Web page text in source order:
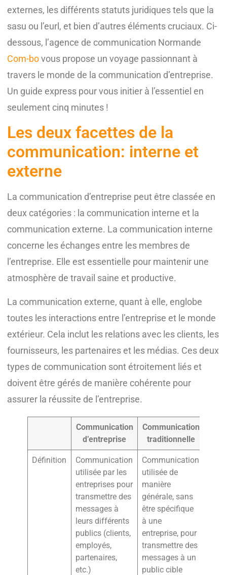
externes, les différents statuts juridiques tels que la
sasu ou l’eurl, et bien d’autres éléments cruciaux. Ci-
dessous, l’agence de communication Normande
Com-bovous propose un voyage passionnant à
travers le monde de la communication d’entreprise.
Un guide express pour vous initier à l’essentiel en
seulement cinq minutes !
Les deux facettes de la
communication: interne et
externe
La communication d’entreprise peut être classée en
deux catégories : la communication interne et la
communication externe. La communication interne
concerne les échanges entre les membres de
l’entreprise. Elle est essentielle pour maintenir une
atmosphère de travail saine et productive.
La communication externe, quant à elle, englobe
toutes les interactions entre l’entreprise et le monde
extérieur. Cela inclut les relations avec les clients, les
fournisseurs, les partenaires et les médias. Ces deux
types de communication sont étroitement liés et
doivent être gérés de manière cohérente pour
assurer la réussite de l’entreprise.
Communication
d’entreprise
Communication
traditionnelle
Définition
Communication
utilisée par les
entreprises pour
transmettre des
messages à
leurs différents
publics (clients,
employés,
partenaires,
etc.)
Communication
utilisée de
manière
générale, sans
être spécifique
à une
entreprise, pour
transmettre des
messages à un
public cible